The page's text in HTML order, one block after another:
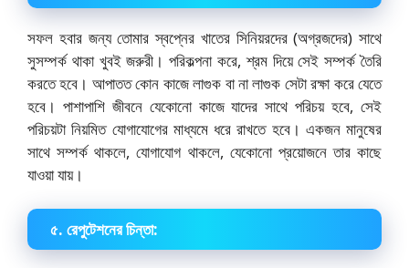
সফল হবার জন্য তোমার স্বপ্নের খাতের সিনিয়রদের (অগ্রজদের) সাথে
সুসম্পর্ক থাকা খুবই জরুরী। পরিকল্পনা করে, শ্রম দিয়ে সেই সম্পর্ক তৈরি
করতে হবে। আপাতত কোন কাজে লাগুক বা না লাগুক সেটা রক্ষা করে যেতে
হবে। পাশাপাশি জীবনে যেকোনো কাজে যাদের সাথে পরিচয় হবে, সেই
পরিচয়টা নিয়মিত যোগাযোগের মাধ্যমে ধরে রাখতে হবে। একজন মানুষের
সাথে সম্পর্ক থাকলে, যোগাযোগ থাকলে, যেকোনো প্রয়োজনে তার কাছে
যাওয়া যায়।
৫. রেপুটেশনের চিন্তা: